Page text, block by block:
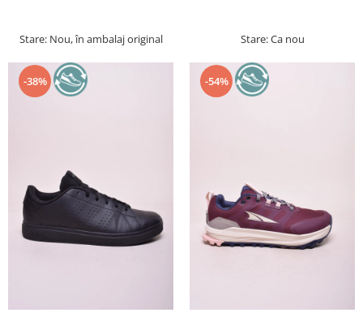
Stare: Nou, în ambalaj original Stare: Ca nou
-38% -54%